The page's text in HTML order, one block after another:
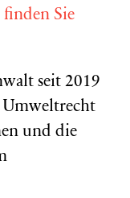
Sie
seit 2019
Umweltrecht
und die